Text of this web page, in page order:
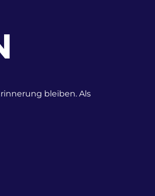
bleiben. Als